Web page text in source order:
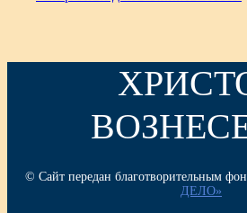
© Сайт передан благотворительным
ДЕЛО»